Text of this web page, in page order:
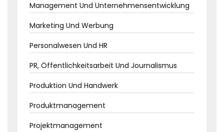
Management Und Unternehmensentwicklung
Marketing Und Werbung
Personalwesen Und HR
PR, Öffentlichkeitsarbeit Und Journalismus
Produktion Und Handwerk
Produktmanagement
Projektmanagement